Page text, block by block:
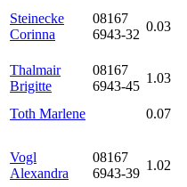
Steinecke
Corinna
08167
6943-32
0.03
Thalmair
Brigitte
08167
6943-45
1.03
Toth Marlene
0.07
Vogl
Alexandra
08167
6943-39
1.02